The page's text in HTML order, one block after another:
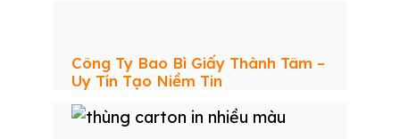
Công Ty Bao Bì Giấy Thành Tâm –
Uy Tín Tạo Niềm Tin